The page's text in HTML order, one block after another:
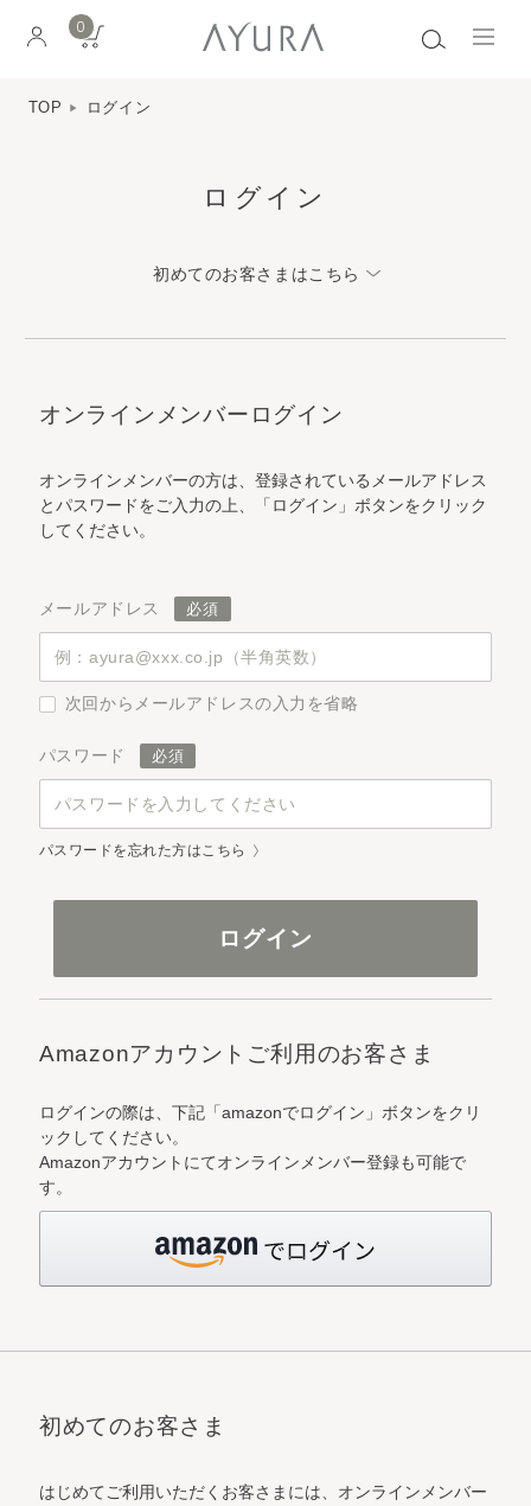
0
TOP ログイン
ログイン
初めてのお客さまはこちら
オンラインメンバーログイン
オンラインメンバーの方は、登録されているメールアドレス
とパスワードをご入力の上、「ログイン」ボタンをクリック
してください。
メールアドレス
次回からメールアドレスの入力を省略
パスワード
パスワードを忘れた方はこちら
Amazonアカウントご利用のお客さま
ログインの際は、下記「amazonでログイン」ボタンをクリ
ックしてください。
Amazonアカウントにてオンラインメンバー登録も可能で
す。
初めてのお客さま
はじめてご利用いただくお客さまには、オンラインメンバー